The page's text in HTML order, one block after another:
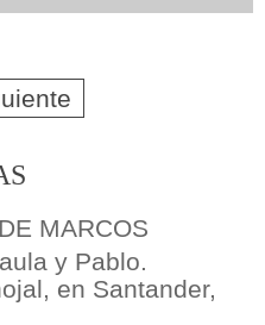
MARCOS
y Pablo.
en Santander,